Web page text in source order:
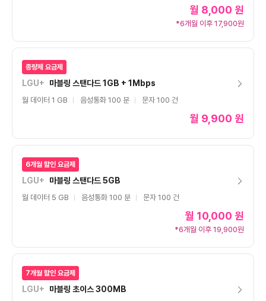
월 8,000 원
*6개월 이후 17,900원
종량제 요금제
LGU+ 마블링 스탠다드 1GB + 1Mbps
월 데이터 1 GB 음성통화 100 분 문자 100 건
월 9,900 원
6개월 할인 요금제
LGU+ 마블링 스탠다드 5GB
월 데이터 5 GB 음성통화 100 분 문자 100 건
월 10,000 원
*6개월 이후 19,900원
7개월 할인 요금제
LGU+ 마블링 초이스 300MB